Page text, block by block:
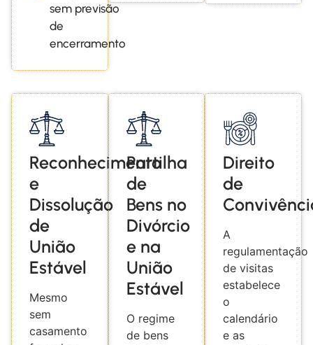
sem previsão
de
encerramento
Reconhecimento
e
Dissolução
de
União
Estável
Mesmo
sem
casamento
Partilha
de
Bens no
Divórcio
e na
União
Estável
O regime
de bens
Direito
de
A
regulamentação
de visitas
estabelece
o
calendário
e as